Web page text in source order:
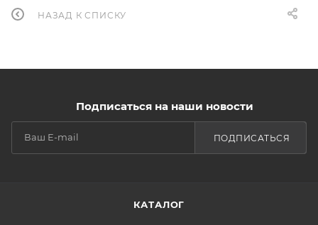
НАЗАД К СПИСКУ
Подписаться на наши новости
ПОДПИСАТЬСЯ
КАТАЛОГ